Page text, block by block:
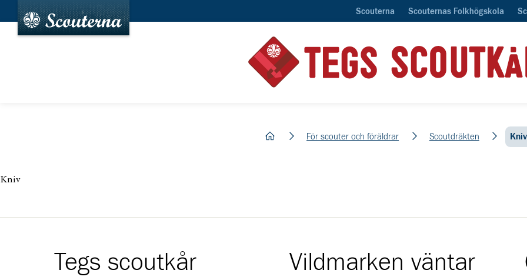
Scouterna Scouternas Folkhögskola
hem För scouter och föräldrar Scoutdräkten Kniv
Kniv
Tegs scoutkår
Vildmarken väntar